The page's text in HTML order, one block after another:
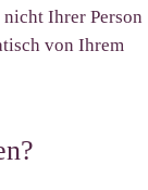
Ihrer Person
von Ihrem